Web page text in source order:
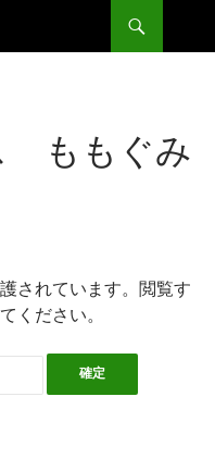
ももぐみ
されています。閲覧す
ください。